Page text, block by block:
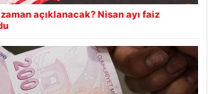
açıklanacak? Nisan ayı faiz